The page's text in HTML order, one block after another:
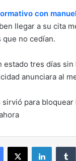
con
llegar a su cita
no cedían.
estado tres días
anunciara al
sirvió para
Facebook
X LinkedIn